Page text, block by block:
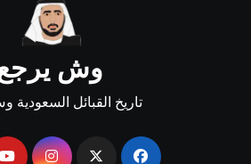
وش
تاريخ القبائل السعودية